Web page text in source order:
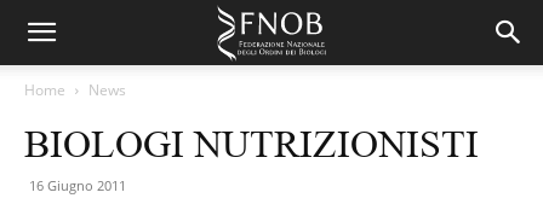
Home News
BIOLOGI NUTRIZIONISTI
16 Giugno 2011